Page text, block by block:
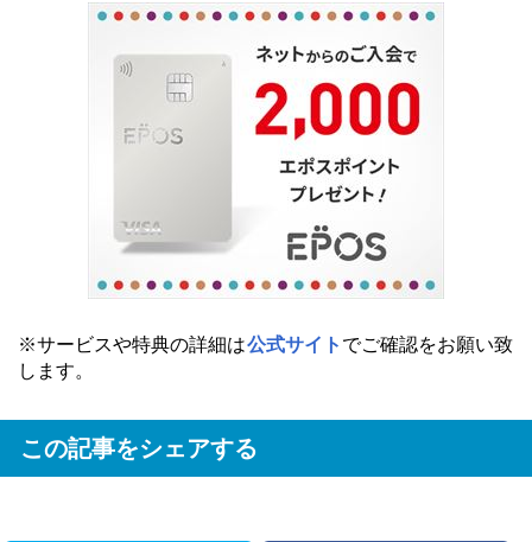
※サービスや特典の詳細は公式サイト でご確認をお願い致
します。
この記事をシェアする